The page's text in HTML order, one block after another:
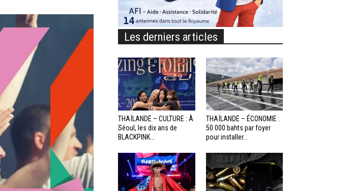
Les derniers articles
THAÏLANDE – CULTURE : À
Séoul, les dix ans de
BLACKPINK...
THAÏLANDE – ÉCONOMIE :
50 000 bahts par foyer
pour installer...